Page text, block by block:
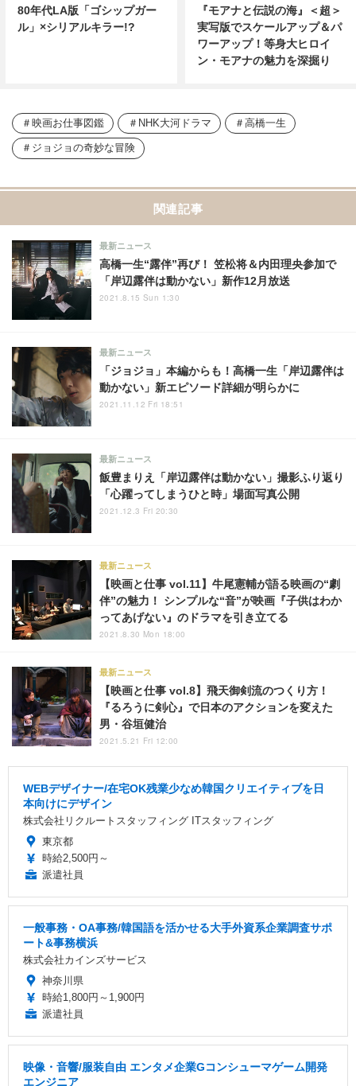
80年代LA版「ゴシップガー
ル」×シリアルキラー!?
『モアナと伝説の海』＜超＞
実写版でスケールアップ＆パ
ワーアップ！等身大ヒロイ
ン・モアナの魅力を深掘り
映画お仕事図鑑 NHK大河ドラマ 高橋一生
ジョジョの奇妙な冒険
関連記事
高橋一生“露伴”再び！ 笠松将＆内田理央参加で
「岸辺露伴は動かない」新作12月放送
最新ニュース
2021.8.15 Sun 1:30
「ジョジョ」本編からも！高橋一生「岸辺露伴は
動かない」新エピソード詳細が明らかに
最新ニュース
2021.11.12 Fri 18:51
飯豊まりえ「岸辺露伴は動かない」撮影ふり返り
「心躍ってしまうひと時」場面写真公開
最新ニュース
2021.12.3 Fri 20:30
【映画と仕事 vol.11】牛尾憲輔が語る映画の“劇
伴”の魅力！ シンプルな“音”が映画『子供はわか
ってあげない』のドラマを引き立てる
最新ニュース
2021.8.30 Mon 18:00
【映画と仕事 vol.8】飛天御剣流のつくり方！
『るろうに剣心』で日本のアクションを変えた
男・谷垣健治
最新ニュース
2021.5.21 Fri 12:00
WEBデザイナー/在宅OK残業少なめ韓国クリエイティブを日
本向けにデザイン
株式会社リクルートスタッフィング ITスタッフィング
東京都
時給2,500円～
派遣社員
一般事務・OA事務/韓国語を活かせる大手外資系企業調査サポ
ート&事務横浜
株式会社カインズサービス
神奈川県
時給1,800円～1,900円
派遣社員
映像・音響/服装自由 エンタメ企業Gコンシューマゲーム開発
エンジニア